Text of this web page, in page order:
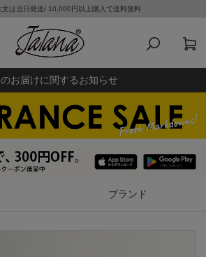
文は当日発送/ 10,000円以上購入で送料無料
お届けに関するお知らせ
ブランド